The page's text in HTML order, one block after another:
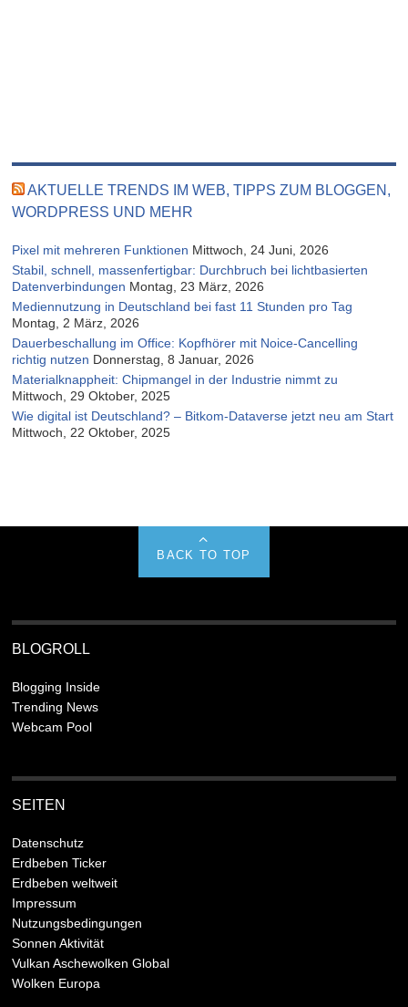
AKTUELLE TRENDS IM WEB, TIPPS ZUM BLOGGEN,
WORDPRESS UND MEHR
Pixel mit mehreren Funktionen Mittwoch, 24 Juni, 2026
Stabil, schnell, massenfertigbar: Durchbruch bei lichtbasierten
Datenverbindungen Montag, 23 März, 2026
Mediennutzung in Deutschland bei fast 11 Stunden pro Tag
Montag, 2 März, 2026
Dauerbeschallung im Office: Kopfhörer mit Noice-Cancelling
richtig nutzen Donnerstag, 8 Januar, 2026
Materialknappheit: Chipmangel in der Industrie nimmt zu
Mittwoch, 29 Oktober, 2025
Wie digital ist Deutschland? – Bitkom-Dataverse jetzt neu am Start
Mittwoch, 22 Oktober, 2025
BACK TO TOP
BLOGROLL
Blogging Inside
Trending News
Webcam Pool
SEITEN
Datenschutz
Erdbeben Ticker
Erdbeben weltweit
Impressum
Nutzungsbedingungen
Sonnen Aktivität
Vulkan Aschewolken Global
Wolken Europa